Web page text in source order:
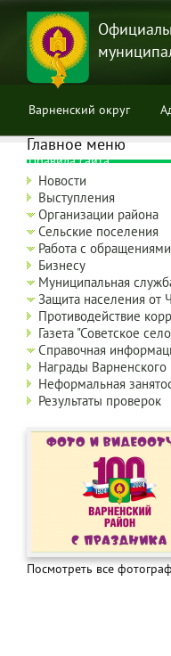
Перейти
основному
содержанию
Варненский округ
Правила сайта
Главное меню
Новости
Выступления
Организации района
Сельские поселения
Работа с обращениями
Бизнесу
Муниципальная
Защита населения от
Противодействие
Газета "Советское
Справочная
Награды Варненского
Неформальная
Результаты проверок
Посмотреть все